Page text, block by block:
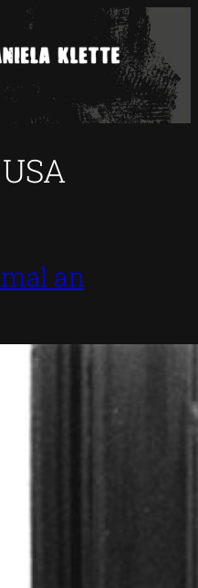
USA
an